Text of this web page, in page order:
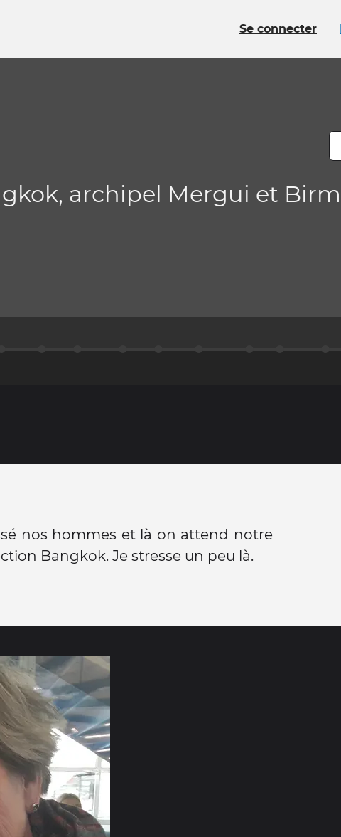
Se connecter
archipel Mergui et
nos hommes et là on attend notre
Bangkok. Je stresse un peu là.